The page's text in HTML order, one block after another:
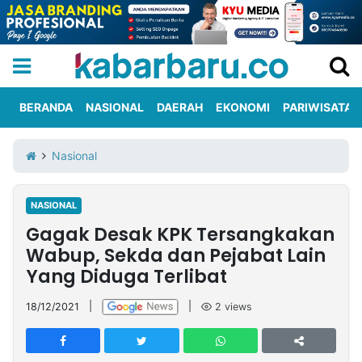
Iklan
Berita
Kami
Nasional
International
Olahraga
Entertainment
Daerah
Pariwisata
Kuliner
Kolom
Network
PT
TREETAN
BERANDA NASIONAL DAERAH EKONOMI PARIWISATA
Nasional
NASIONAL
Gagak Desak KPK Tersangkakan
Wabup, Sekda dan Pejabat Lain
Yang Diduga Terlibat
18/12/2021 2 views